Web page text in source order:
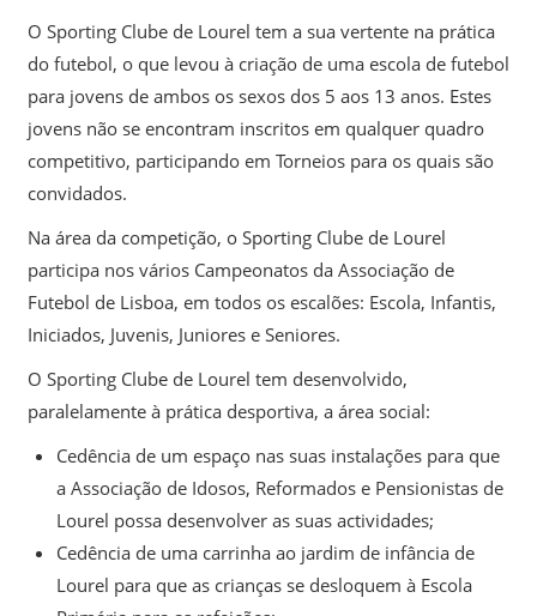
O Sporting Clube de Lourel tem a sua vertente na prática
do futebol, o que levou à criação de uma escola de futebol
para jovens de ambos os sexos dos 5 aos 13 anos. Estes
jovens não se encontram inscritos em qualquer quadro
competitivo, participando em Torneios para os quais são
convidados.
Na área da competição, o Sporting Clube de Lourel
participa nos vários Campeonatos da Associação de
Futebol de Lisboa, em todos os escalões: Escola, Infantis,
Iniciados, Juvenis, Juniores e Seniores.
O Sporting Clube de Lourel tem desenvolvido,
paralelamente à prática desportiva, a área social:
Cedência de um espaço nas suas instalações para que
a Associação de Idosos, Reformados e Pensionistas de
Lourel possa desenvolver as suas actividades;
Cedência de uma carrinha ao jardim de infância de
Lourel para que as crianças se desloquem à Escola